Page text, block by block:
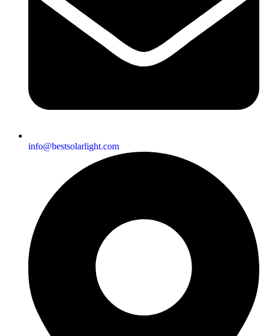
info@bestsolarlight.com